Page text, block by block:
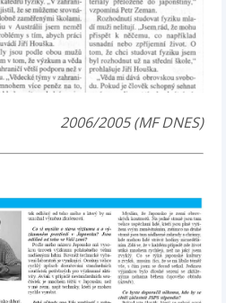
2006/2005 (MF DNES)